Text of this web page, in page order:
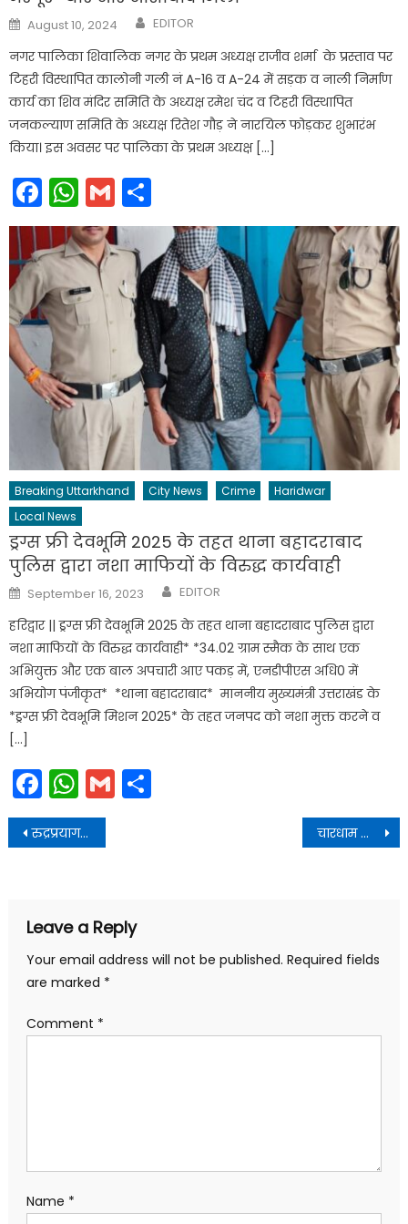
Posted
on
August 10, 2024 Author
EDITOR
नगर पालिका शिवालिक नगर के प्रथम अध्यक्ष राजीव शर्मा के प्रस्ताव पर
टिहरी विस्थापित कालोनी गली नं A-16 व A-24 में सड़क व नाली निर्माण
कार्य का शिव मंदिर समिति के अध्यक्ष रमेश चंद व टिहरी विस्थापित
जनकल्याण समिति के अध्यक्ष रितेश गौड़ ने नारयिल फोड़कर शुभारंभ
किया। इस अवसर पर पालिका के प्रथम अध्यक्ष […]
Facebook
WhatsApp
Gmail
Breaking Uttarkhand City News Crime
Haridwar
Local News
ड्रग्स फ्री देवभूमि 2025 के तहत थाना बहादराबाद
पुलिस द्वारा नशा माफियों के विरुद्ध कार्यवाही
Posted
on
September 16, 2023 Author
EDITOR
हरिद्वार || ड्रग्स फ्री देवभूमि 2025 के तहत थाना बहादराबाद पुलिस द्वारा
नशा माफियों के विरुद्ध कार्यवाही* *34.02 ग्राम स्मैक के साथ एक
अभियुक्त और एक बाल अपचारी आए पकड़ में, एनडीपीएस अधि0 में
अभियोग पंजीकृत* *थाना बहादराबाद* माननीय मुख्यमंत्री उत्तराखंड के
*ड्रग्स फ्री देवभूमि मिशन 2025* के तहत जनपद को नशा मुक्त करने व
[…]
Facebook
WhatsApp
Gmail
Post
navigation
रुद्रप्रयाग में विभिन्न प्रतिष्ठानों का निरीक्षण कर बेहतर साफ सफाई व्यवस्था के दिए निर्देश चारधाम यात्रियों की सुविधा के लिए ई-स्वास्थ्य धाम एप की शुरूआत-सीएस राधा रतूड़ी
Leave a Reply
Your email address will not be published. Required fields
are marked *
Comment *
Name *